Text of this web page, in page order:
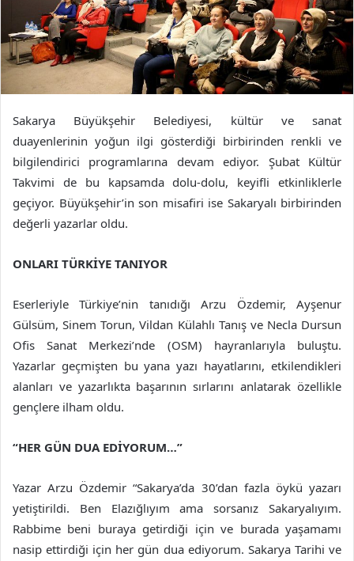
Sakarya Büyükşehir Belediyesi, kültür ve sanat
duayenlerinin yoğun ilgi gösterdiği birbirinden renkli ve
bilgilendirici programlarına devam ediyor. Şubat Kültür
Takvimi de bu kapsamda dolu-dolu, keyifli etkinliklerle
geçiyor. Büyükşehir’in son misafiri ise Sakaryalı birbirinden
değerli yazarlar oldu.
ONLARI TÜRKİYE TANIYOR
Eserleriyle Türkiye’nin tanıdığı Arzu Özdemir, Ayşenur
Gülsüm, Sinem Torun, Vildan Külahlı Tanış ve Necla Dursun
Ofis Sanat Merkezi’nde (OSM) hayranlarıyla buluştu.
Yazarlar geçmişten bu yana yazı hayatlarını, etkilendikleri
alanları ve yazarlıkta başarının sırlarını anlatarak özellikle
gençlere ilham oldu.
“HER GÜN DUA EDİYORUM…”
Yazar Arzu Özdemir “Sakarya’da 30’dan fazla öykü yazarı
yetiştirildi. Ben Elazığlıyım ama sorsanız Sakaryalıyım.
Rabbime beni buraya getirdiği için ve burada yaşamamı
nasip ettirdiği için her gün dua ediyorum. Sakarya Tarihi ve